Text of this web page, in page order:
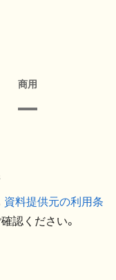
商用
資料提供元の利用条
認ください。